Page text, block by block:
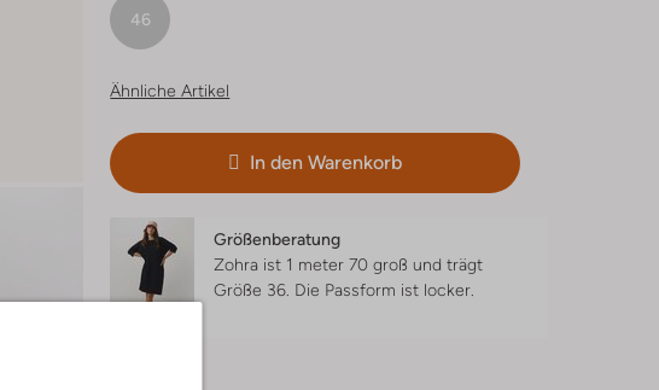
46
Ähnliche Artikel
In den Warenkorb
Größenberatung
Zohra ist 1 meter 70 groß und trägt
Größe 36. Die Passform ist locker.